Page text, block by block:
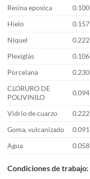
Resina epoxica
0.100
Hielo
0.157
Níquel
0.222
Plexiglás
0.106
Porcelana
0.230
CLORURO DE
POLIVINILO
0.094
Vidrio de cuarzo 0.222
Goma, vulcanizado
0.091
Agua
0.058
Condiciones de trabajo: